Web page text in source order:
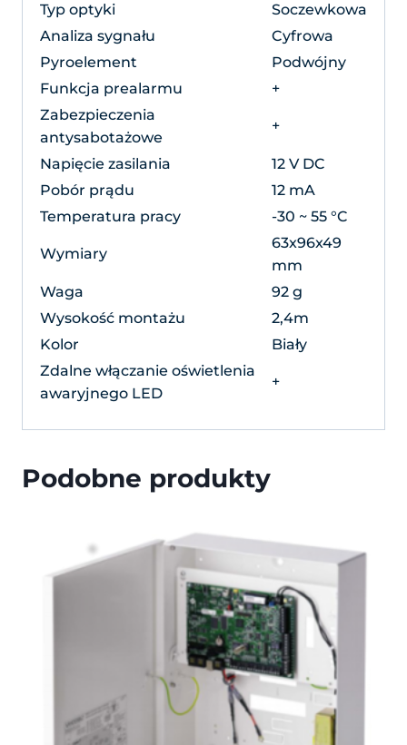
Typ optyki
Soczewkowa
Analiza sygnału
Cyfrowa
Pyroelement
Podwójny
Funkcja prealarmu
+
Zabezpieczenia
antysabotażowe
+
Napięcie zasilania
12 V DC
Pobór prądu
12 mA
Temperatura pracy
-30 ~ 55 °C
Wymiary
63x96x49
mm
Waga
92 g
Wysokość montażu
2,4m
Kolor
Biały
Zdalne włączanie oświetlenia
awaryjnego LED
+
Podobne produkty